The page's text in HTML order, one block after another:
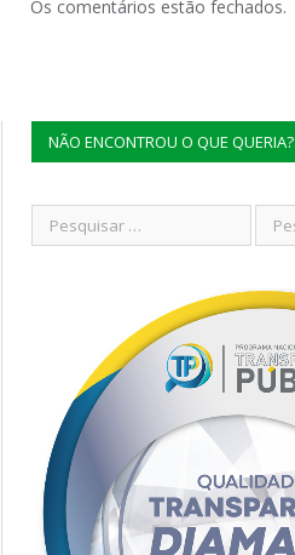
Os comentários estão fechados.
NÃO ENCONTROU O QUE QUERIA?